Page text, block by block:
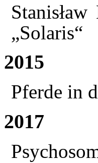
„Solaris“
2015
Pferde in
2017